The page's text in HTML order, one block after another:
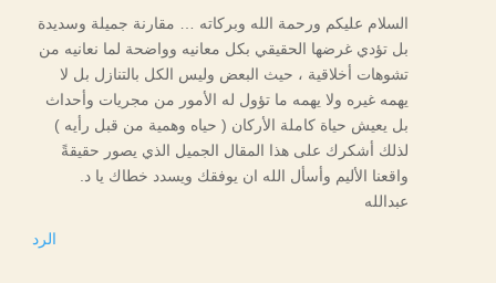
السلام عليكم ورحمة الله وبركاته … مقارنة جميلة وسديدة
بل تؤدي غرضها الحقيقي بكل معانيه وواضحة لما نعانيه من
تشوهات أخلاقية ، حيث البعض وليس الكل بالتنازل بل لا
يهمه غيره ولا يهمه ما تؤول له الأمور من مجريات وأحداث
بل يعيش حياة كاملة الأركان ( حياه وهمية من قبل رأيه )
لذلك أشكرك على هذا المقال الجميل الذي يصور حقيقةً
واقعنا الأليم وأسأل الله ان يوفقك ويسدد خطاك يا د.
عبدالله
الرد